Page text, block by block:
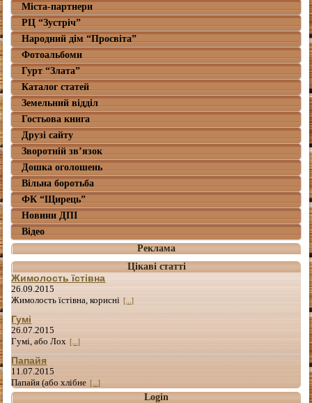
Міста-партнери
РЦ “Зустріч”
Народний дім “Просвіта”
Фотоальбоми
Гурт “Злата”
Каталог статей
Земельний відділ
Гостьова книга
Друзі сайту
Зворотній зв’язок
Дошка оголошень
Вільна боротьба
ФК “Щирець”
Новини ДПІ
Відео
Реклама
Цікаві статті
Жимолость їстівна
26.09.2015
Жимолость їстівна, корисні [...]
Гумі
26.07.2015
Гумі, або Лох [...]
Папайя
11.07.2015
Папайя (або хлібне [...]
Login